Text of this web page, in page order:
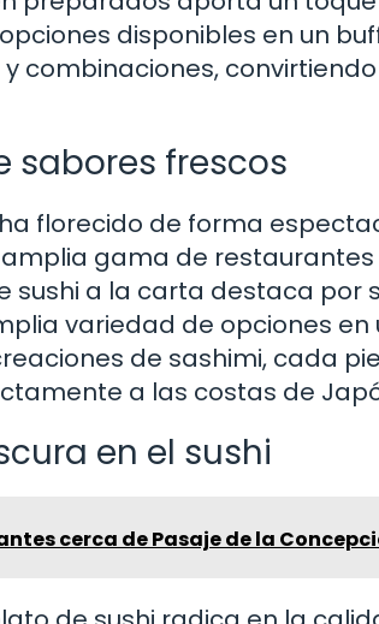
disponibles en un
combinaciones,
sabores frescos
florecido de forma
gama de
sushi a la carta destaca por
variedad de opciones en
de sashimi, cada
a las costas de
en el sushi
cerca de Pasaje de la